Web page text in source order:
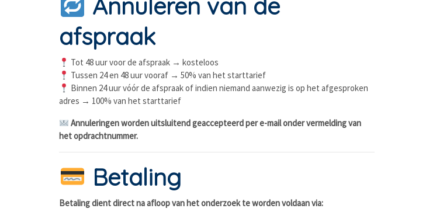
Annuleren van de
afspraak
Tot 48 uur voor de afspraak → kosteloos
Tussen 24 en 48 uur vooraf → 50% van het starttarief
Binnen 24 uur vóór de afspraak of indien niemand aanwezig is op het afgesproken
adres → 100% van het starttarief
Annuleringen worden uitsluitend geaccepteerd per e-mail onder vermelding van
het opdrachtnummer.
Betaling
Betaling dient direct na afloop van het onderzoek te worden voldaan via: